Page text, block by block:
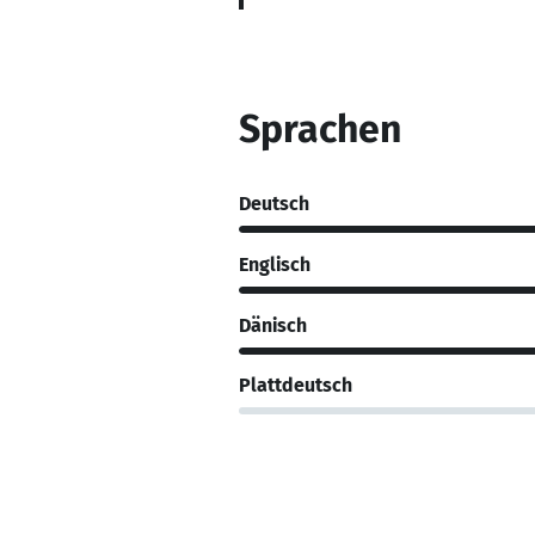
Sprachen
Deutsch
Englisch
Dänisch
Plattdeutsch